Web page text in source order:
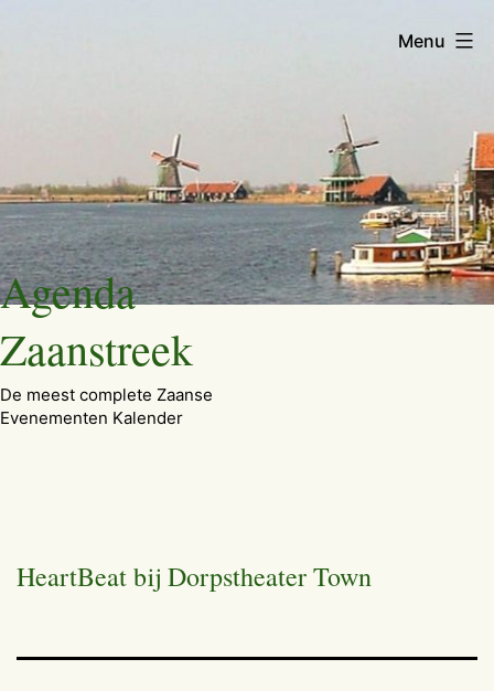
Ga
naar
de
inhoud
Agenda
Zaanstreek
De meest complete Zaanse
Evenementen Kalender
Menu
HeartBeat bij Dorpstheater Town